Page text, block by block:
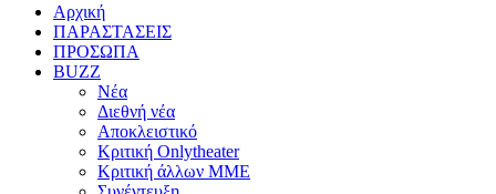
Αρχική
ΠΑΡΑΣΤΑΣΕΙΣ
ΠΡΟΣΩΠΑ
BUZZ
Νέα
Διεθνή νέα
Αποκλειστικό
Κριτική Onlytheater
Κριτική άλλων ΜΜΕ